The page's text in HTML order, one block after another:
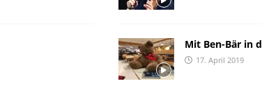
Mit Ben-Bär in
17. April 2019